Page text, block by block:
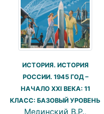
ИСТОРИЯ. ИСТОРИЯ
РОССИИ. 1945 ГОД –
НАЧАЛО XXI ВЕКА: 11
КЛАСС: БАЗОВЫЙ УРОВЕНЬ
Мединский В.Р.,